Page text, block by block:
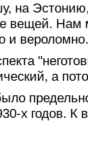
на
вещей. Нам
и вероломно.
а
х годов. К